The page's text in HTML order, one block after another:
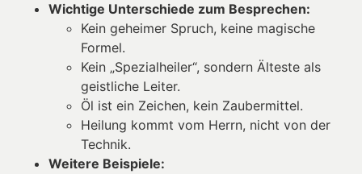
Wichtige Unterschiede zum Besprechen:
Kein geheimer Spruch, keine magische
Formel.
Kein „Spezialheiler“, sondern Älteste als
geistliche Leiter.
Öl ist ein Zeichen, kein Zaubermittel.
Heilung kommt vom Herrn, nicht von der
Technik.
Weitere Beispiele: